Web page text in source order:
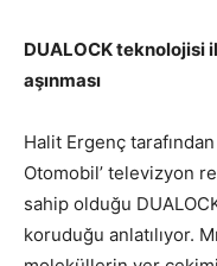
DUALOCK teknolojisi
aşınması
Halit Ergenç
Otomobil’ televizyon
sahip olduğu
koruduğu anlatılıyor.